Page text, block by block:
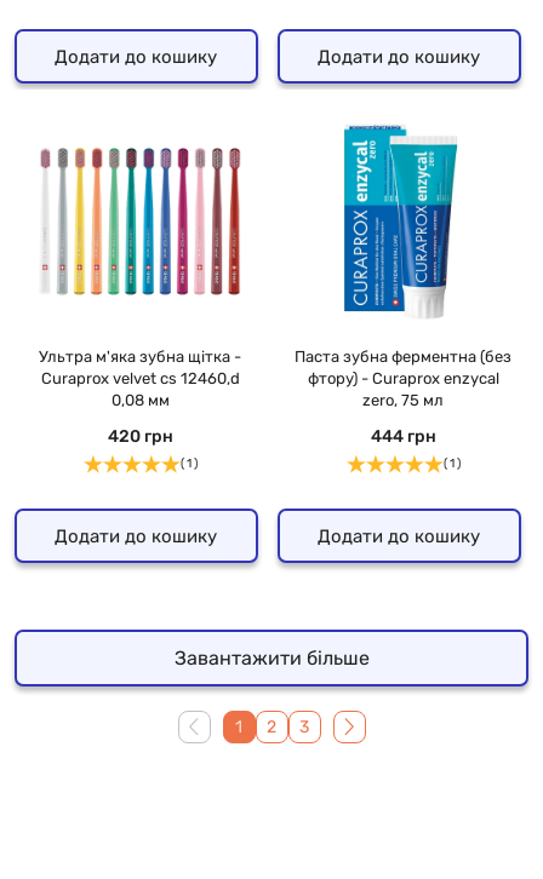
Додати до кошику Додати до кошику
Ультра м'яка зубна щітка -
Curaprox velvet cs 12460,d
0,08 мм
420 грн
( 1 )
Додати до кошику
Паста зубна ферментна (без
фтору) - Curaprox enzycal
zero, 75 мл
444 грн
( 1 )
Додати до кошику
Завантажити більше
1 2 3